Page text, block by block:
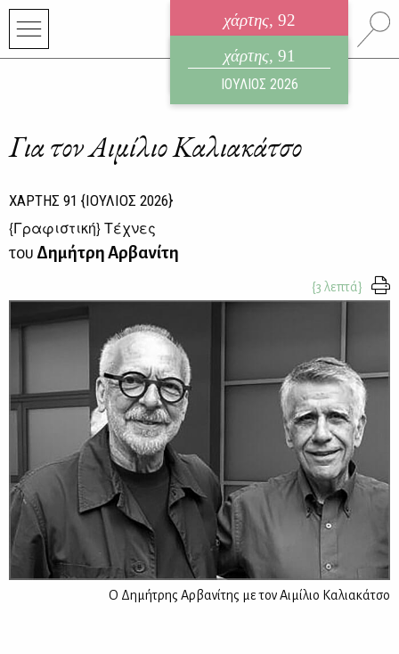
χάρτης, 92
ηλεκτρονικό περιοδικό
ΑΥΓΟΥΣΤΟΣ 2026
χάρτης, 91
ΙΟΥΛΙΟΣ 2026
Για τον Αιμίλιο Καλιακάτσο
ΧΑΡΤΗΣ 91 {ΙΟΥΛΙΟΣ 2026}
{Γραφιστική} Τέχνες
του Δημήτρη Αρβανίτη
{3 λεπτά}
Ο Δημήτρης Αρβανίτης με τον Αιμίλιο Καλιακάτσο